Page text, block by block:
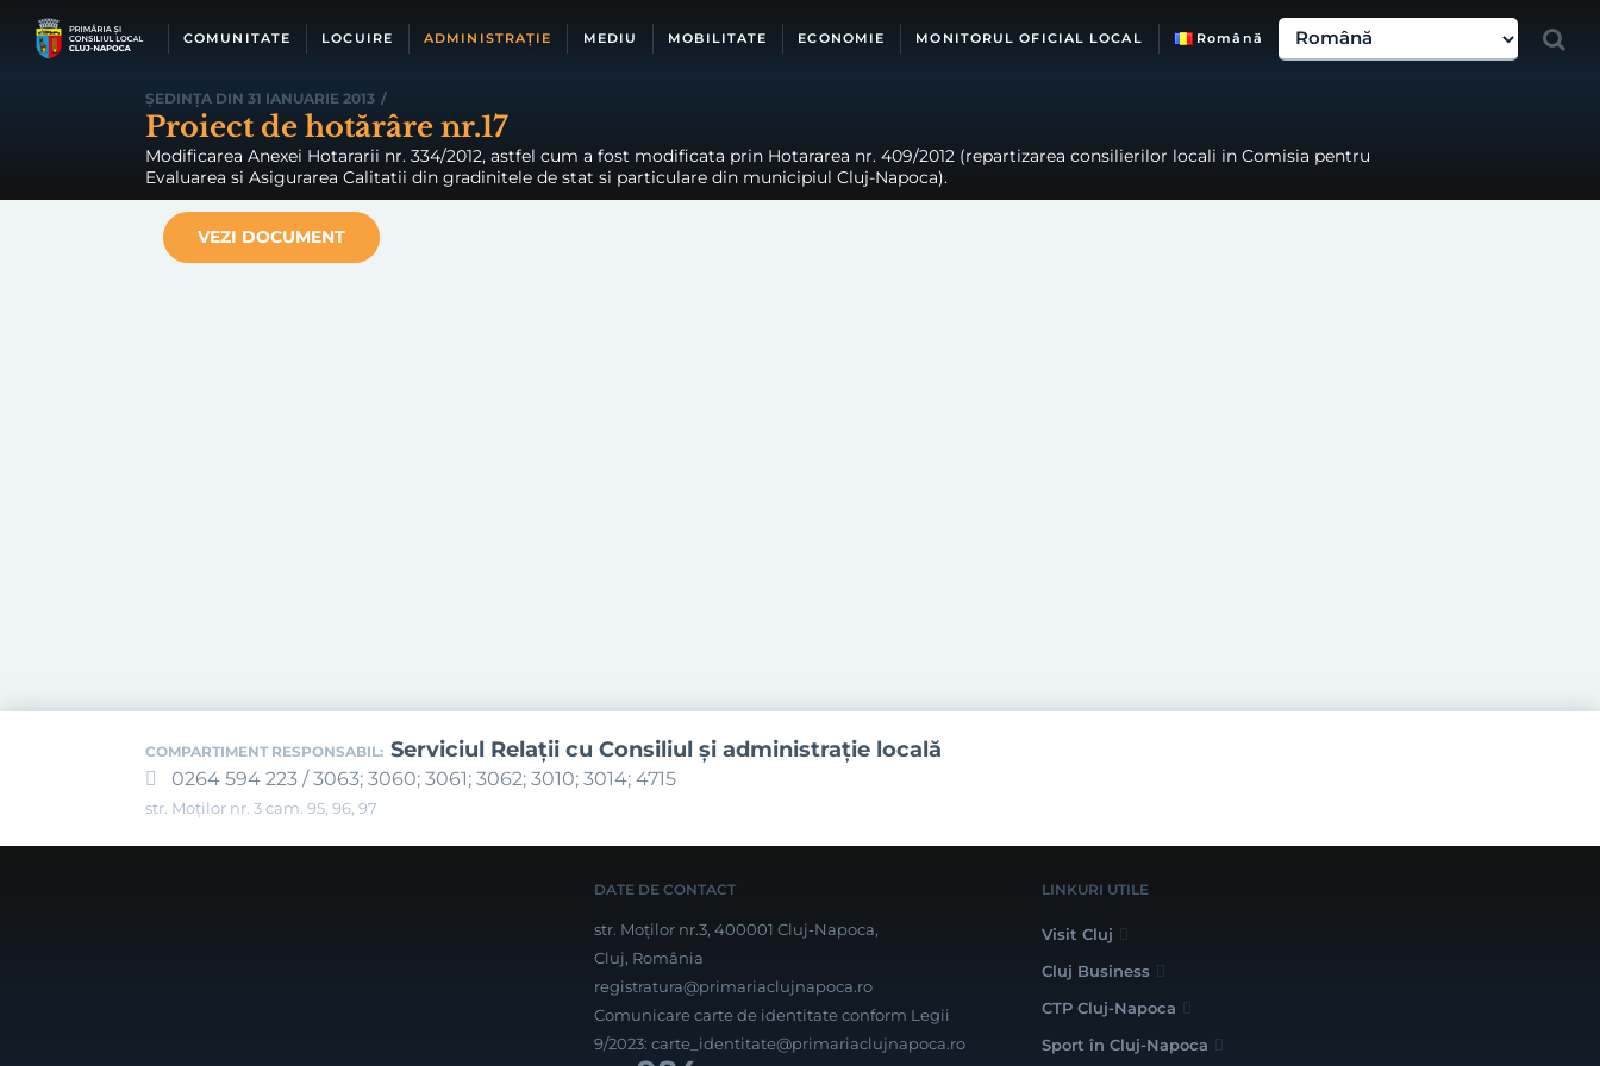
COMUNITATE LOCUIRE ADMINISTRAȚIE MEDIU MOBILITATE ECONOMIE MONITORUL OFICIAL LOCAL Română
ȘEDINȚA DIN 31 IANUARIE 2013 /
Proiect de hotărâre nr.17
Modificarea Anexei Hotararii nr. 334/2012, astfel cum a fost modificata prin Hotararea nr. 409/2012 (repartizarea consilierilor locali in Comisia pentru
Evaluarea si Asigurarea Calitatii din gradinitele de stat si particulare din municipiul Cluj-Napoca).
VEZI DOCUMENT
COMPARTIMENT RESPONSABIL: Serviciul Relaţii cu Consiliul şi administraţie locală
0264 594 223 / 3063; 3060; 3061; 3062; 3010; 3014; 4715
str. Moților nr. 3 cam. 95, 96, 97
DATE DE CONTACT
str. Moților nr.3, 400001 Cluj-Napoca,
Cluj, România
registratura@primariaclujnapoca.ro
Comunicare carte de identitate conform Legii
9/2023: carte_identitate@primariaclujnapoca.ro
LINKURI UTILE
Visit Cluj
Cluj Business
CTP Cluj-Napoca
Sport în Cluj-Napoca